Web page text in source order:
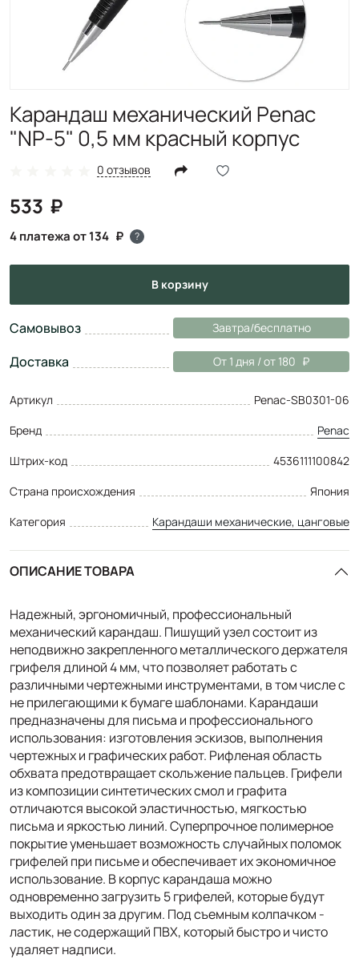
Карандаш механический Penac
"NP-5" 0,5 мм красный корпус
0 отзывов
533
4 платежа от 134 ?
в корзину
Самовывоз Завтра/бесплатно
Доставка От 1 дня / от 180
Артикул
Penac-SB0301-06
Бренд
Penac
Штрих-код
4536111100842
Страна происхождения
Япония
Категория
Карандаши механические, цанговые
ОПИСАНИЕ ТОВАРА
Надежный, эргономичный, профессиональный
механический карандаш. Пишущий узел состоит из
неподвижно закрепленного металлического держателя
грифеля длиной 4 мм, что позволяет работать с
различными чертежными инструментами, в том числе с
не прилегающими к бумаге шаблонами. Карандаши
предназначены для письма и профессионального
использования: изготовления эскизов, выполнения
чертежных и графических работ. Рифленая область
обхвата предотвращает скольжение пальцев. Грифели
из композиции синтетических смол и графита
отличаются высокой эластичностью, мягкостью
письма и яркостью линий. Суперпрочное полимерное
покрытие уменьшает возможность случайных поломок
грифелей при письме и обеспечивает их экономичное
использование. В корпус карандаша можно
одновременно загрузить 5 грифелей, которые будут
выходить один за другим. Под съемным колпачком -
ластик, не содержащий ПВХ, который быстро и чисто
удаляет надписи.